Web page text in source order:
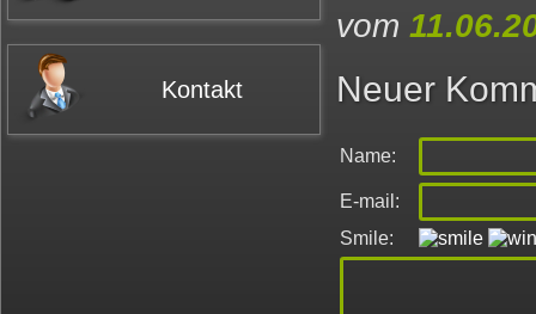
Kontakt
vom
Neuer
Name:
E-mail:
Smile: